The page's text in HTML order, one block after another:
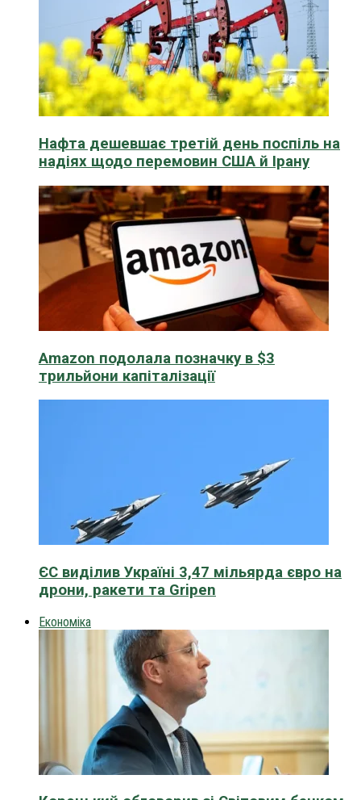
Нафта дешевшає третій день поспіль на
надіях щодо перемовин США й Ірану
Amazon подолала позначку в $3
трильйони капіталізації
ЄС виділив Україні 3,47 мільярда євро на
дрони, ракети та Gripen
Економіка